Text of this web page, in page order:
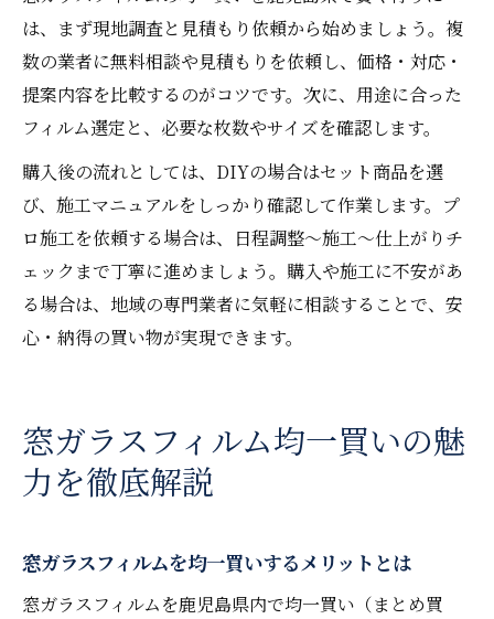
は、まず現地調査と見積もり依頼から始めましょう。複
数の業者に無料相談や見積もりを依頼し、価格・対応・
提案内容を比較するのがコツです。次に、用途に合った
フィルム選定と、必要な枚数やサイズを確認します。
購入後の流れとしては、DIYの場合はセット商品を選
び、施工マニュアルをしっかり確認して作業します。プ
ロ施工を依頼する場合は、日程調整～施工～仕上がりチ
ェックまで丁寧に進めましょう。購入や施工に不安があ
る場合は、地域の専門業者に気軽に相談することで、安
心・納得の買い物が実現できます。
窓ガラスフィルム均一買いの魅
力を徹底解説
窓ガラスフィルムを均一買いするメリットとは
窓ガラスフィルムを鹿児島県内で均一買い（まとめ買